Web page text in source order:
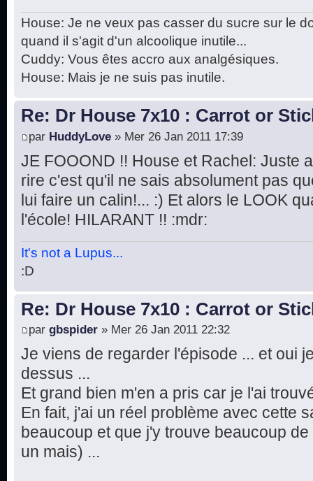
House: Je ne veux pas casser du sucre sur le
quand il s'agit d'un alcoolique inutile...
Cuddy: Vous êtes accro aux analgésiques.
House: Mais je ne suis pas inutile.
Re: Dr House 7x10 : Carrot or
par HuddyLove » Mer 26 Jan 2011 17:39
JE FOOOND !! House et Rachel: Juste
rire c'est qu'il ne sais absolument pas
lui faire un calin!... :) Et alors le LOOK
l'école! HILARANT !! :mdr:
It's not a Lupus...
:D
Re: Dr House 7x10 : Carrot or
par gbspider » Mer 26 Jan 2011 22:32
Je viens de regarder l'épisode ... et oui
dessus ...
Et grand bien m'en a pris car je l'ai
En fait, j'ai un réel problème avec cette
beaucoup et que j'y trouve beaucoup
un mais) ...